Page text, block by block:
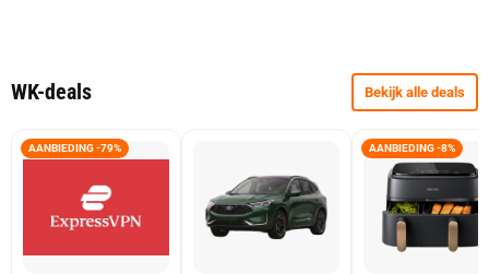
WK-deals Bekijk alle deals
AANBIEDING -79% AANBIEDING -8%